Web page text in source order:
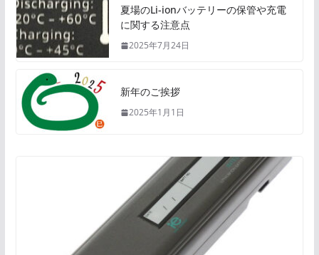
夏場のLi-ionバッテリーの保管や充電
に関する注意点
2025年7月24日
新年のご挨拶
2025年1月1日